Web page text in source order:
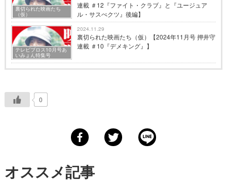
裏切られた映画たち
（仮）
連載 ＃12『ファイト・クラブ』と『ユージュア
ル・サスぺクツ』後編】
テレビブロス10月号あ
いみょん特集号
2024.11.29
裏切られた映画たち（仮）【2024年11月号 押井守
連載 ＃10『デメキング』】
0
オススメ記事